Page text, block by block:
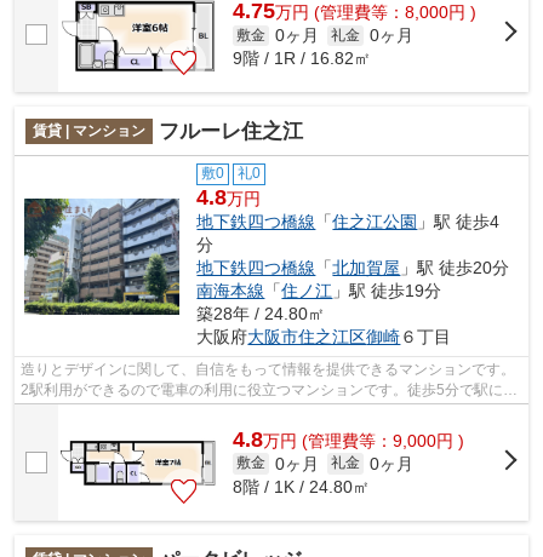
4.75万円 (管理費等：8,000円 )
敷金 0ヶ月 礼金 0ヶ月
9階 / 1R / 16.82㎡
賃貸 | マンション フルーレ住之江
敷0 礼0
4.8万円
地下鉄四つ橋線 「住之江公園 」駅 徒歩4
分
地下鉄四つ橋線 「北加賀屋 」駅 徒歩20分
南海本線 「住ノ江 」駅 徒歩19分
築28年 / 24.80㎡
大阪府大阪市住之江区御崎６丁目
造りとデザインに関して、自信をもって情報を提供できるマンションです。
2駅利用ができるので電車の利用に役立つマンションです。徒歩5分で駅にア
4.8万円 (管理費等：9,000円 )
敷金 0ヶ月 礼金 0ヶ月
8階 / 1K / 24.80㎡